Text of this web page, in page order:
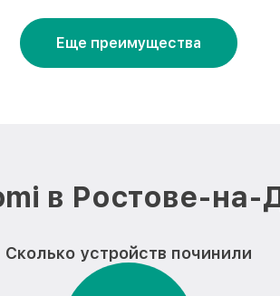
Еще преимущества
в Ростове-на-
Сколько устройств починили